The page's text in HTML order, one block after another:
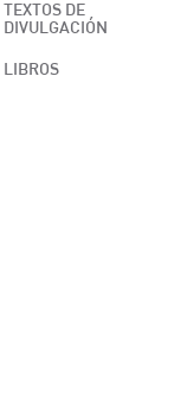
TEXTOS DE
DIVULGACIÓN
LIBROS